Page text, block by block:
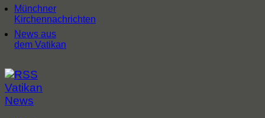
Münchner
Kirchennachrichten
News aus
dem Vatikan
Vatikan
News